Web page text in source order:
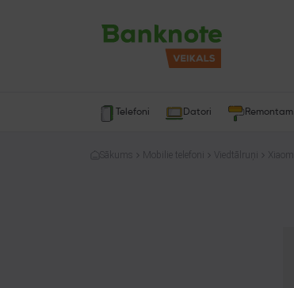
Telefoni Datori Remontam
Sākums Mobilie telefoni Viedtālruņi Xiaomi